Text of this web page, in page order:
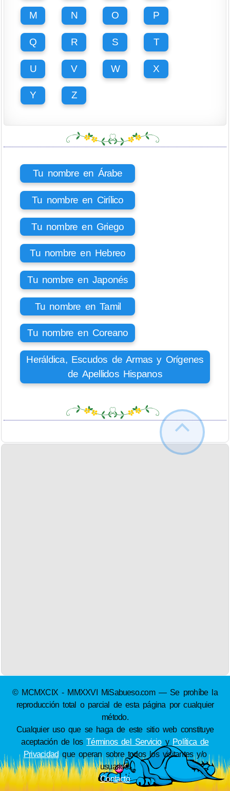
M N O P
Q R S T
U V W X
Y Z
Tu nombre en Árabe
Tu nombre en Cirílico
Tu nombre en Griego
Tu nombre en Hebreo
Tu nombre en Japonés
Tu nombre en Tamil
Tu nombre en Coreano
Heráldica, Escudos de Armas y Orígenes
de Apellidos Hispanos
© MCMXCIX - MMXXVI MiSabueso.com — Se prohíbe la
reproducción total o parcial de esta página por cualquier
método.
Cualquier uso que se haga de este sitio web constituye
aceptación de losTérminos del Servicioy Política de
Privacidad que operan sobre todos los visitantes y/o
usuarios.
Contacto